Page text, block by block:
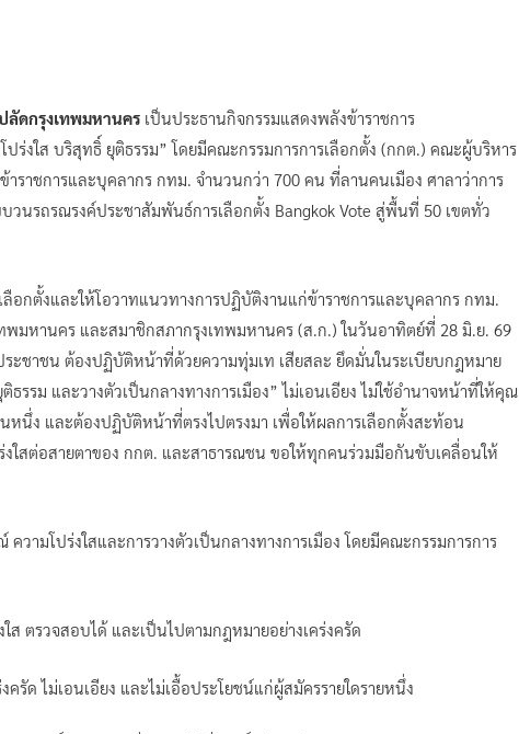
ลัดกรุงเทพมหานคร เป็นประธานกิจกรรมแสดงพลังข้าราชการ
ร่งใส บริสุทธิ์ ยุติธรรม” โดยมีคณะกรรมการการเลือกตั้ง (กกต.) คณะผู้บริหาร
ราชการและบุคลากร กทม. จำนวนกว่า 700 คน ที่ลานคนเมือง ศาลาว่าการ
วนรถรณรงค์ประชาสัมพันธ์การเลือกตั้ง Bangkok Vote สู่พื้นที่ 50 เขตทั่ว
อกตั้งและให้โอวาทแนวทางการปฏิบัติงานแก่ข้าราชการและบุคลากร กทม.
ทพมหานคร และสมาชิกสภากรุงเทพมหานคร (ส.ก.) ในวันอาทิตย์ที่ 28 มิ.ย. 69
ระชาชน ต้องปฏิบัติหน้าที่ด้วยความทุ่มเท เสียสละ ยึดมั่นในระเบียบกฎหมาย
ธรรม และวางตัวเป็นกลางทางการเมือง” ไม่เอนเอียง ไม่ใช้อำนาจหน้าที่ให้คุณ
หนึ่ง และต้องปฏิบัติหน้าที่ตรงไปตรงมา เพื่อให้ผลการเลือกตั้งสะท้อน
ใสต่อสายตาของ กกต. และสาธารณชน ขอให้ทุกคนร่วมมือกันขับเคลื่อนให้
วามโปร่งใสและการวางตัวเป็นกลางทางการเมือง โดยมีคณะกรรมการการ
ตรวจสอบได้ และเป็นไปตามกฎหมายอย่างเคร่งครัด
ครัด ไม่เอนเอียง และไม่เอื้อประโยชน์แก่ผู้สมัครรายใดรายหนึ่ง